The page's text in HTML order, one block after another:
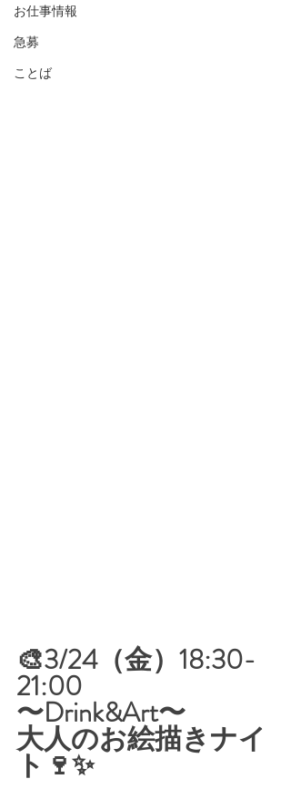
お仕事情報
急募
ことば
🎨3/24（金）18:30-
21:00
〜Drink&Art〜
大人のお絵描きナイ
ト🍷✨